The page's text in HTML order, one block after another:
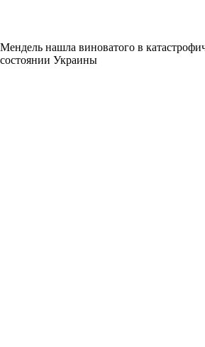
Мендель нашла виноватого в
состоянии Украины